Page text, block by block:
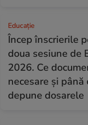
Educație
Încep înscrierile
doua sesiune de
2026. Ce
necesare și până
depune dosarele